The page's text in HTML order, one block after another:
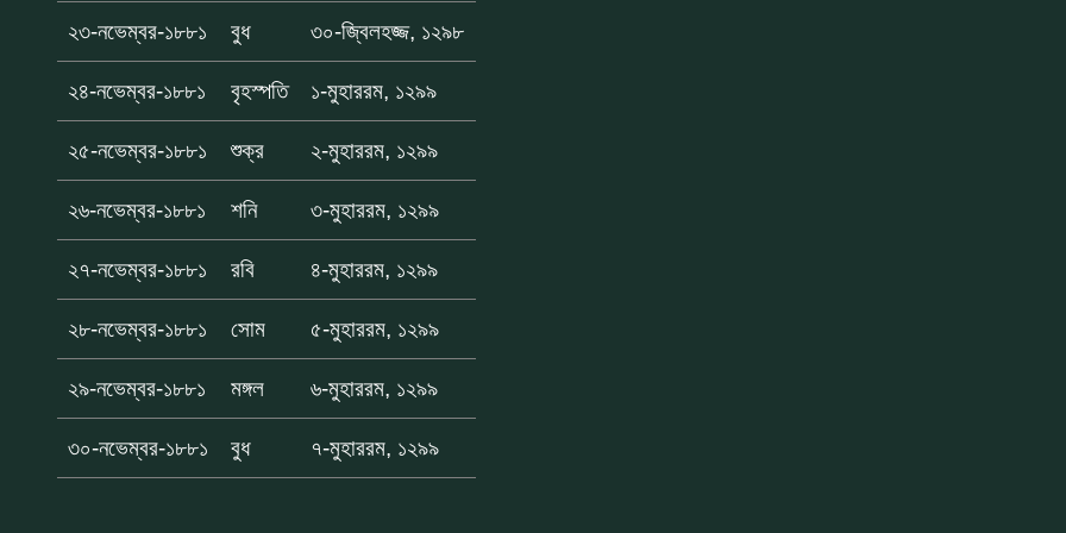
২৩-নভেম্বর-১৮৮১ বুধ ৩০-জ্বিলহজ্জ, ১২৯৮
২৪-নভেম্বর-১৮৮১ বৃহস্পতি ১-মুহাররম, ১২৯৯
২৫-নভেম্বর-১৮৮১ শুক্র ২-মুহাররম, ১২৯৯
২৬-নভেম্বর-১৮৮১ শনি ৩-মুহাররম, ১২৯৯
২৭-নভেম্বর-১৮৮১ রবি ৪-মুহাররম, ১২৯৯
২৮-নভেম্বর-১৮৮১ সোম ৫-মুহাররম, ১২৯৯
২৯-নভেম্বর-১৮৮১ মঙ্গল ৬-মুহাররম, ১২৯৯
৩০-নভেম্বর-১৮৮১ বুধ ৭-মুহাররম, ১২৯৯